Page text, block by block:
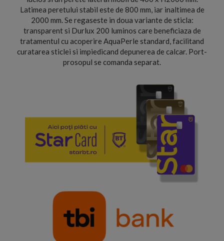
Latimea peretului stabil este de 800 mm, iar inaltimea de
2000 mm. Se regaseste in doua variante de sticla:
transparent si Durlux 200 luminos care beneficiaza de
tratamentul cu acoperire AquaPerle standard, facilitand
curatarea sticlei si impiedicand depunerea de calcar. Port-
prosopul se comanda separat.